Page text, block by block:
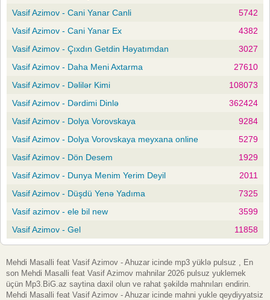
Vasif Azimov - Cani Yanar Canli
5742
Vasif Azimov - Cani Yanar Ex
4382
Vasif Azimov - Çıxdın Getdin Həyatımdan
3027
Vasif Azimov - Daha Meni Axtarma
27610
Vasif Azimov - Dəlilər Kimi
108073
Vasif Azimov - Dərdimi Dinlə
362424
Vasif Azimov - Dolya Vorovskaya
9284
Vasif Azimov - Dolya Vorovskaya meyxana online
5279
Vasif Azimov - Dön Desem
1929
Vasif Azimov - Dunya Menim Yerim Deyil
2011
Vasif Azimov - Düşdü Yenə Yadıma
7325
Vasif azimov - ele bil new
3599
Vasif Azimov - Gel
11858
Mehdi Masalli feat Vasif Azimov - Ahuzar icinde mp3 yüklə pulsuz , En
son Mehdi Masalli feat Vasif Azimov mahnilar 2026 pulsuz yuklemek
üçün Mp3.BiG.az saytina daxil olun ve rahat şəkildə mahnıları endirin.
Mehdi Masalli feat Vasif Azimov - Ahuzar icinde mahni yukle qeydiyyatsiz